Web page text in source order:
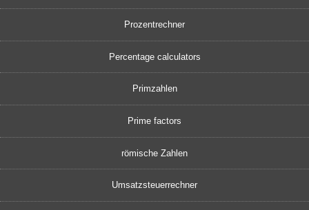
Prozentrechner
Percentage calculators
Primzahlen
Prime factors
römische Zahlen
Umsatzsteuerrechner